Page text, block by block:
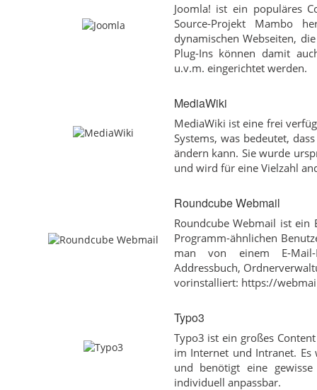
Joomla! ist ein populäres
Source-Projekt Mambo
dynamischen Webseiten,
Plug-Ins können damit
u.v.m. eingerichtet werden.
MediaWiki
MediaWiki ist eine frei
Systems, was bedeutet,
ändern kann. Sie wurde
und wird für eine Vielzahl
Roundcube Webmail
Roundcube Webmail ist ein
Programm-ähnlichen
man von einem E-Mail-
Addressbuch,
vorinstalliert: https://
Typo3
Typo3 ist ein großes
im Internet und Intranet.
und benötigt eine
individuell anpassbar.